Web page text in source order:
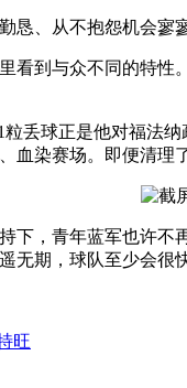
、从不抱怨机会寥
看到与众不同的特
丢球正是他对福法
染赛场。即便清
下，青年蓝军也许
期，球队至少会很
旺